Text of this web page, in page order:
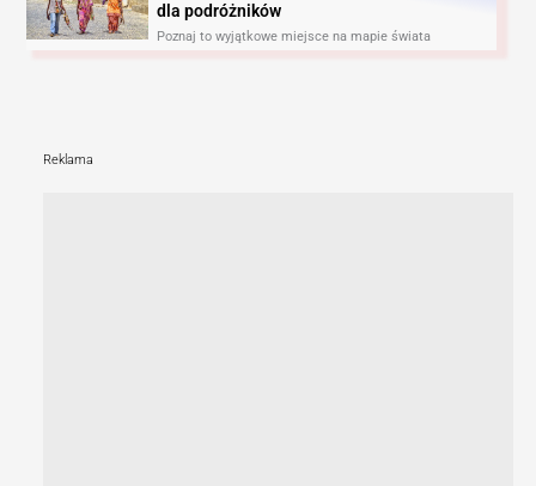
dla podróżników
Poznaj to wyjątkowe miejsce na mapie świata
Reklama